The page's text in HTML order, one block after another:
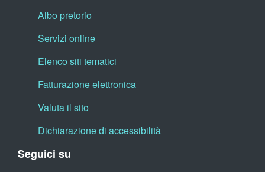
Albo pretorio
Servizi online
Elenco siti tematici
Fatturazione elettronica
Valuta il sito
Dichiarazione di accessibilità
Seguici su